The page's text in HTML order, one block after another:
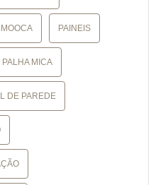
MOOCA PAINEIS
PALHA MICA
DE PAREDE